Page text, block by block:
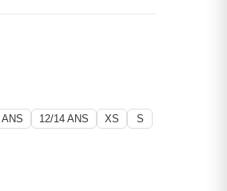
12/14 ANS XS
S